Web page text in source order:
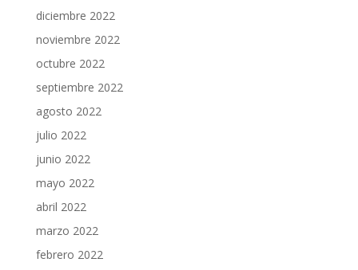
diciembre 2022
noviembre 2022
octubre 2022
septiembre 2022
agosto 2022
julio 2022
junio 2022
mayo 2022
abril 2022
marzo 2022
febrero 2022